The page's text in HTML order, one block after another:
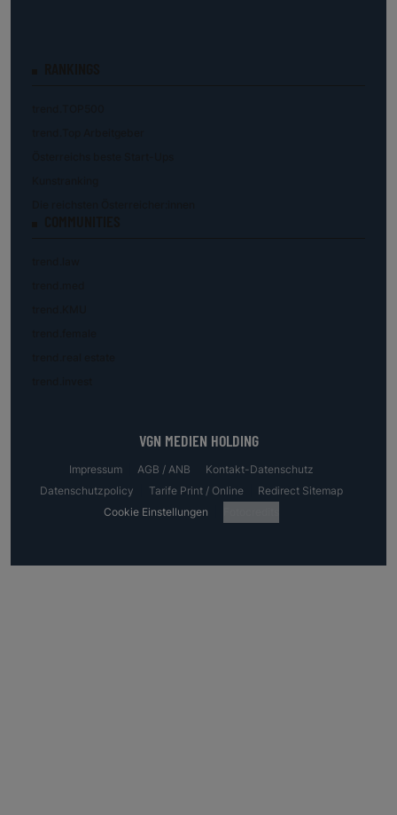
VGN MEDIEN HOLDING
Impressum AGB / ANB
Kontakt-Datenschutz
Datenschutzpolicy
Tarife Print / Online
Redirect Sitemap
Cookie Einstellungen